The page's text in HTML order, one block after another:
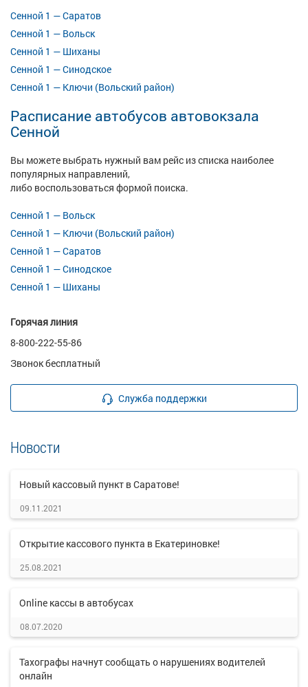
Сенной 1 — Саратов
Сенной 1 — Вольск
Сенной 1 — Шиханы
Сенной 1 — Синодское
Сенной 1 — Ключи (Вольский район)
Расписание автобусов автовокзала
Сенной
Вы можете выбрать нужный вам рейс из списка наиболее
популярных направлений,
либо воспользоваться формой поиска.
Сенной 1 — Вольск
Сенной 1 — Ключи (Вольский район)
Сенной 1 — Саратов
Сенной 1 — Синодское
Сенной 1 — Шиханы
Горячая линия
8-800-222-55-86
Звонок бесплатный
Служба поддержки
Новости
Новый кассовый пункт в Саратове!
09.11.2021
Открытие кассового пункта в Екатериновке!
25.08.2021
Online кассы в автобусах
08.07.2020
Тахографы начнут сообщать о нарушениях водителей
онлайн